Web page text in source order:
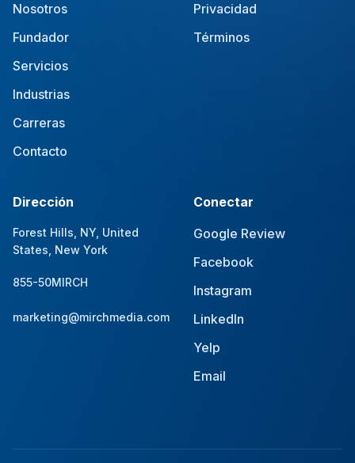
Nosotros
Fundador
Servicios
Industrias
Carreras
Contacto
Privacidad
Términos
Dirección
Forest Hills, NY, United
States, New York
855-50MIRCH
marketing@mirchmedia.com
Conectar
Google Review
Facebook
Instagram
LinkedIn
Yelp
Email